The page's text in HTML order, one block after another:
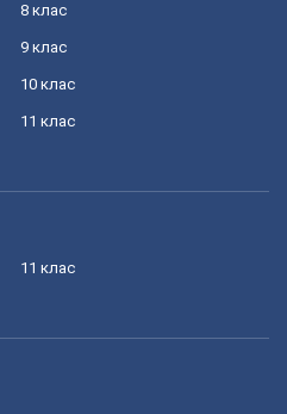
8 клас
9 клас
10 клас
11 клас
11 клас